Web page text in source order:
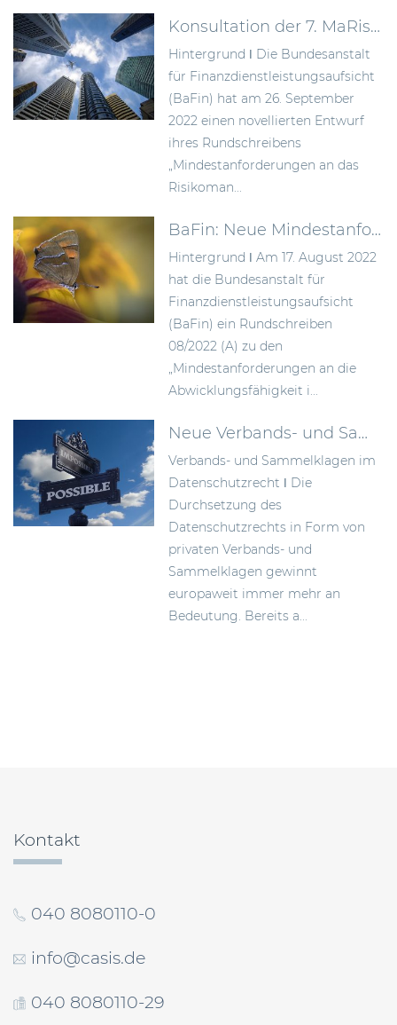
Konsultation der 7. MaRisk-Novelle
Hintergrund ǀ Die Bundesanstalt
für Finanzdienstleistungsaufsicht
(BaFin) hat am 26. September
2022 einen novellierten Entwurf
ihres Rundschreibens
„Mindestanforderungen an das
Risikoman...
BaFin: Neue Mindestanforderungen zur Verbesserung der Abwicklungsfähigkeit von Instituten
Hintergrund ǀ Am 17. August 2022
hat die Bundesanstalt für
Finanzdienstleistungsaufsicht
(BaFin) ein Rundschreiben
08/2022 (A) zu den
„Mindestanforderungen an die
Abwicklungsfähigkeit i...
Neue Verbands- und Sammelklagen im Datenschutzrecht
Verbands- und Sammelklagen im
Datenschutzrecht ǀ Die
Durchsetzung des
Datenschutzrechts in Form von
privaten Verbands- und
Sammelklagen gewinnt
europaweit immer mehr an
Bedeutung. Bereits a...
Kontakt
040 8080110-0
info@casis.de
040 8080110-29